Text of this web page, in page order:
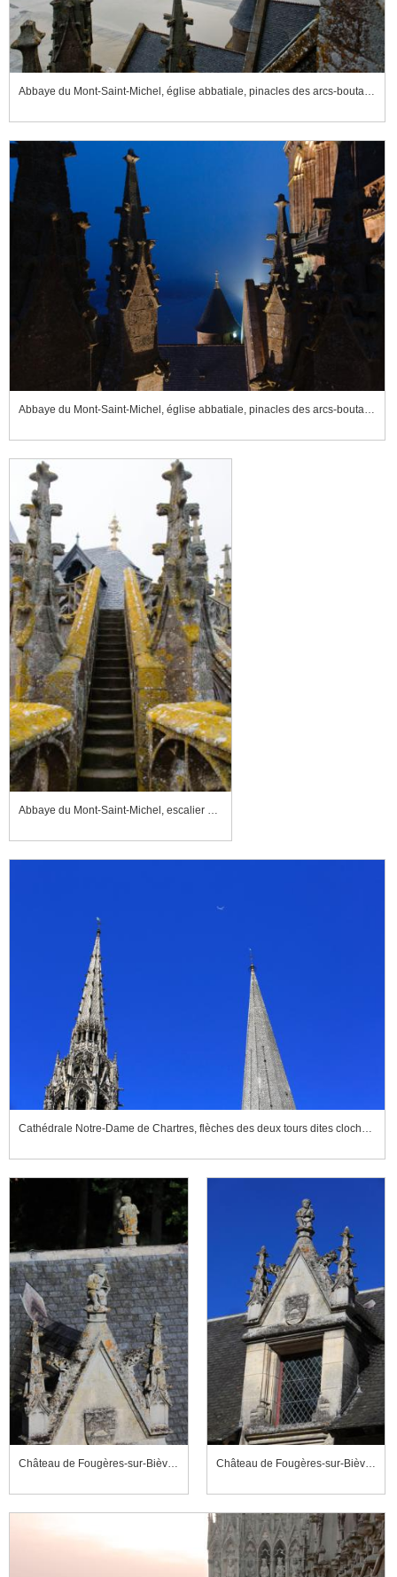
Abbaye du Mont-Saint-Michel, église abbatiale, pinacles des arcs-boutants du chevet et vue sur le Couesnon et les pré-salés
Abbaye du Mont-Saint-Michel, église abbatiale, pinacles des arcs-boutants du chevet, au crépuscule
Abbaye du Mont-Saint-Michel, escalier de dentelle
Cathédrale Notre-Dame de Chartres, flèches des deux tours dites clocher neuf et clocher vieux
Château de Fougères-sur-Bièvre, cour d'honneur, aile nord-est, fronton de lucarne Château de Fougères-sur-Bièvre, cour d'honneur, aile nord-est, lucarne